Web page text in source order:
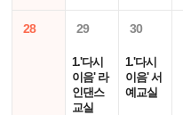
28 29
1.'다시
이음' 라
인댄스
교실
30
1.'다시
이음' 서
예교실